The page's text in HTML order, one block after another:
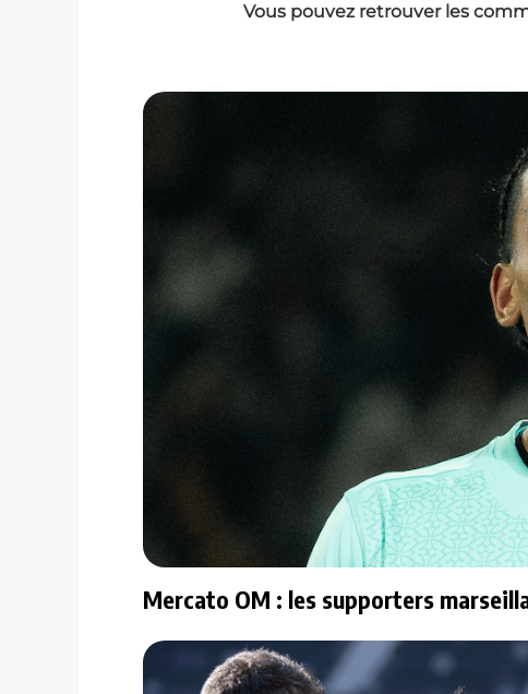
Vous pouvez retrouver les
Mercato OM : les supporters